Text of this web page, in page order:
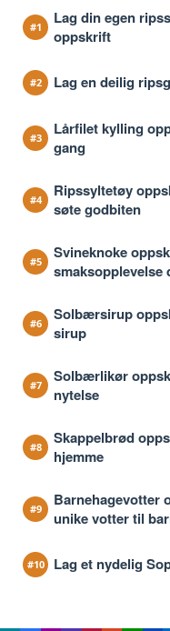
Lag din egen
oppskrift
Lag en deilig
Lårfilet kylling
gang
Ripssyltetøy
søte godbiten
Svineknoke
smaksopplevelse
Solbærsirup
sirup
Solbærlikør
nytelse
Skappelbrød
hjemme
Barnehagevotter
unike votter til
Lag et nydelig